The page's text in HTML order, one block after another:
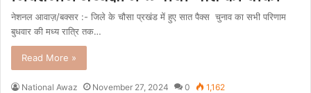
नेशनल आवाज़/बक्सर :- जिले के चौसा प्रखंड में हुए सात पैक्स चुनाव का सभी परिणाम
बुधवार की मध्य रात्रि तक…
Read More »
National Awaz November 27, 2024 0 1,162